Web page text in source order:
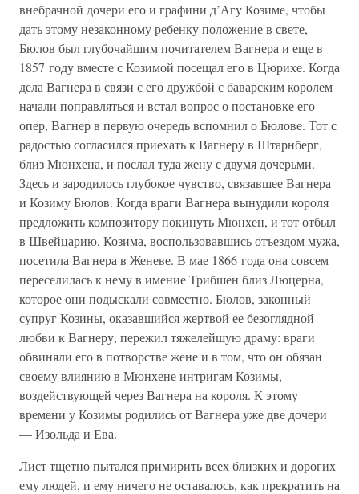
внебрачной дочери его и графини д’Агу Козиме, чтобы
дать этому незаконному ребенку положение в свете,
Бюлов был глубочайшим почитателем Вагнера и еще в
1857 году вместе с Козимой посещал его в Цюрихе. Когда
дела Вагнера в связи с его дружбой с баварским королем
начали поправляться и встал вопрос о постановке его
опер, Вагнер в первую очередь вспомнил о Бюлове. Тот с
радостью согласился приехать к Вагнеру в Штарнберг,
близ Мюнхена, и послал туда жену с двумя дочерьми.
Здесь и зародилось глубокое чувство, связавшее Вагнера
и Козиму Бюлов. Когда враги Вагнера вынудили короля
предложить композитору покинуть Мюнхен, и тот отбыл
в Швейцарию, Козима, воспользовавшись отъездом мужа,
посетила Вагнера в Женеве. В мае 1866 года она совсем
переселилась к нему в имение Трибшен близ Люцерна,
которое они подыскали совместно. Бюлов, законный
супруг Козины, оказавшийся жертвой ее безоглядной
любви к Вагнеру, пережил тяжелейшую драму: враги
обвиняли его в потворстве жене и в том, что он обязан
своему влиянию в Мюнхене интригам Козимы,
воздействующей через Вагнера на короля. К этому
времени у Козимы родились от Вагнера уже две дочери
— Изольда и Ева.
Лист тщетно пытался примирить всех близких и дорогих
ему людей, и ему ничего не оставалось, как прекратить на